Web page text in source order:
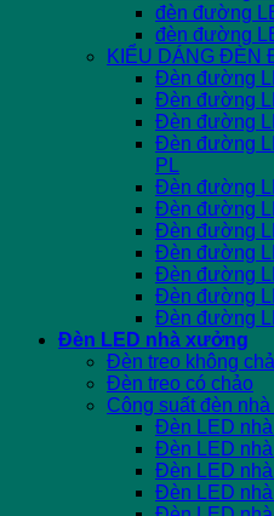
đèn đường
đèn đường
KIỂU DÁNG ĐÈN
Đèn đường
Đèn đường
Đèn đường
Đèn đường
PL
Đèn đường
Đèn đường
Đèn đường
Đèn đường
Đèn đường
Đèn đường
Đèn đường
Đèn LED nhà xưởng
Đèn treo không
Đèn treo có chảo
Công suất đèn
Đèn LED
Đèn LED
Đèn LED
Đèn LED